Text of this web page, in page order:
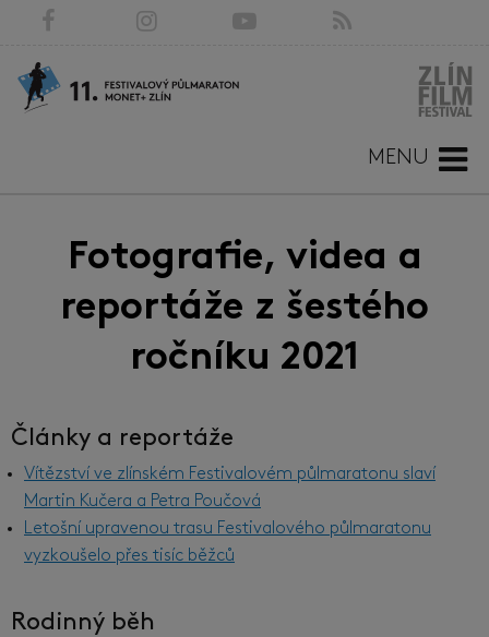
MENU
Fotografie, videa a
reportáže z šestého
ročníku 2021
Články a reportáže
Vítězství ve zlínském Festivalovém půlmaratonu slaví
Martin Kučera a Petra Poučová
Letošní upravenou trasu Festivalového půlmaratonu
vyzkoušelo přes tisíc běžců
Rodinný běh